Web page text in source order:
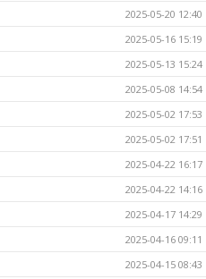
2025-05-20 12:40
2025-05-16 15:19
2025-05-13 15:24
2025-05-08 14:54
2025-05-02 17:53
2025-05-02 17:51
2025-04-22 16:17
2025-04-22 14:16
2025-04-17 14:29
2025-04-16 09:11
2025-04-15 08:43